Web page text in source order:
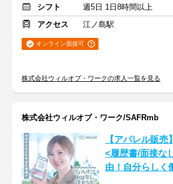
シフト
週5日 1日8時間以上
アクセス
江ノ島駅
オンライン面接可
株式会社ウィルオブ・ワークの求人一覧を見る
株式会社ウィルオブ・ワーク/SAFRmb
【アパレル販
<履歴書/面接な
由！自分らしく